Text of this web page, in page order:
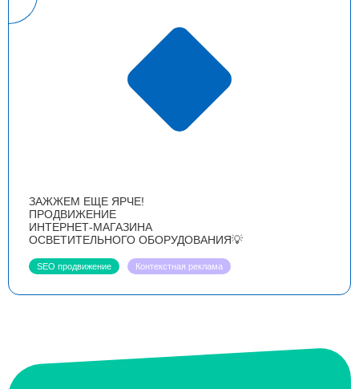
ЗАЖЖЕМ ЕЩЕ ЯРЧЕ!
ПРОДВИЖЕНИЕ
ИНТЕРНЕТ-МАГАЗИНА
ОСВЕТИТЕЛЬНОГО ОБОРУДОВАНИЯ💡
SEO продвижение Контекстная реклама